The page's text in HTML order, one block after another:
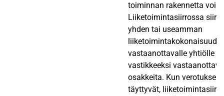
toiminnan rakennetta voi
Liiketoimintasiirrossa
yhden tai useamman
vastaanottavalle yhtiölle
vastikkeeksi
osakkeita. Kun
täyttyvät,